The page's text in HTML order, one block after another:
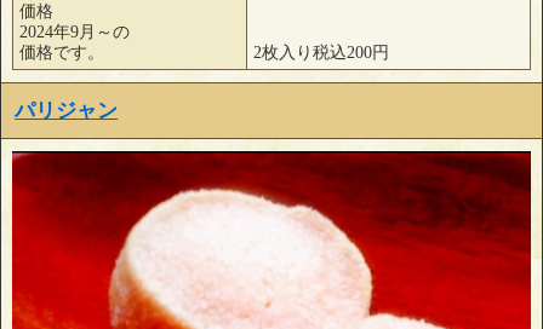
価格
2024年9月～の
価格です。
2枚入り税込200円
パリジャン